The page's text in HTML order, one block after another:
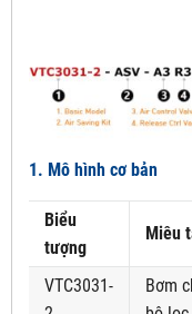
1. Mô hình cơ bản
Biểu
tượng
Miêu
VTC3031-
Bơm